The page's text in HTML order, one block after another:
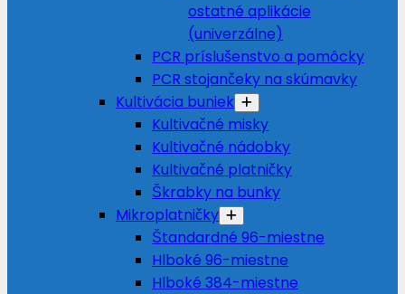
ostatné aplikácie
(univerzálne)
PCR príslušenstvo a pomôcky
PCR stojančeky na skúmavky
Kultivácia buniek
Kultivačné misky
Kultivačné nádobky
Kultivačné platničky
Škrabky na bunky
Mikroplatničky
Štandardné 96-miestne
Hlboké 96-miestne
Hlboké 384-miestne